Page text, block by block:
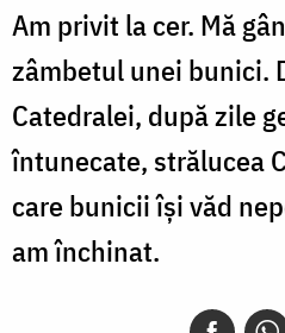
Am privit la cer. Mă
zâmbetul unei bunici.
Catedralei, după zile
întunecate, strălucea
care bunicii își văd
am închinat.